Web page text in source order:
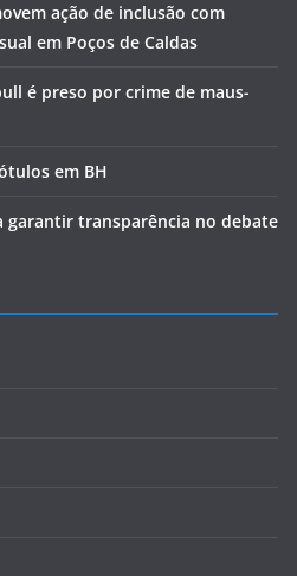
ação de inclusão com
em Poços de Caldas
é preso por crime de maus-
em BH
garantir transparência no debate